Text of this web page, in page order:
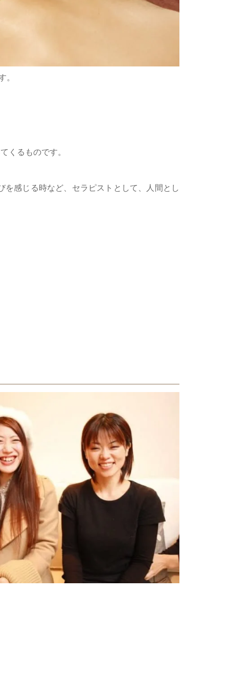
。
くるものです。
感じる時など、セラピストとして、人間とし